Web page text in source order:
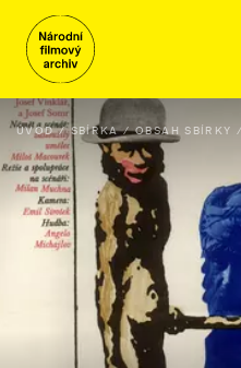
ÚVOD SBÍRKA OBSAH SBÍRKY